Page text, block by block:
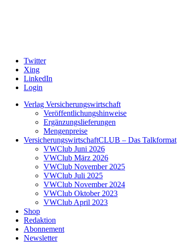
Twitter
Xing
LinkedIn
Login
Verlag Versicherungswirtschaft
Veröffentlichungshinweise
Ergänzungslieferungen
Mengenpreise
VersicherungswirtschaftCLUB – Das Talkformat
VWClub Juni 2026
VWClub März 2026
VWClub November 2025
VWClub Juli 2025
VWClub November 2024
VWClub Oktober 2023
VWClub April 2023
Shop
Redaktion
Abonnement
Newsletter